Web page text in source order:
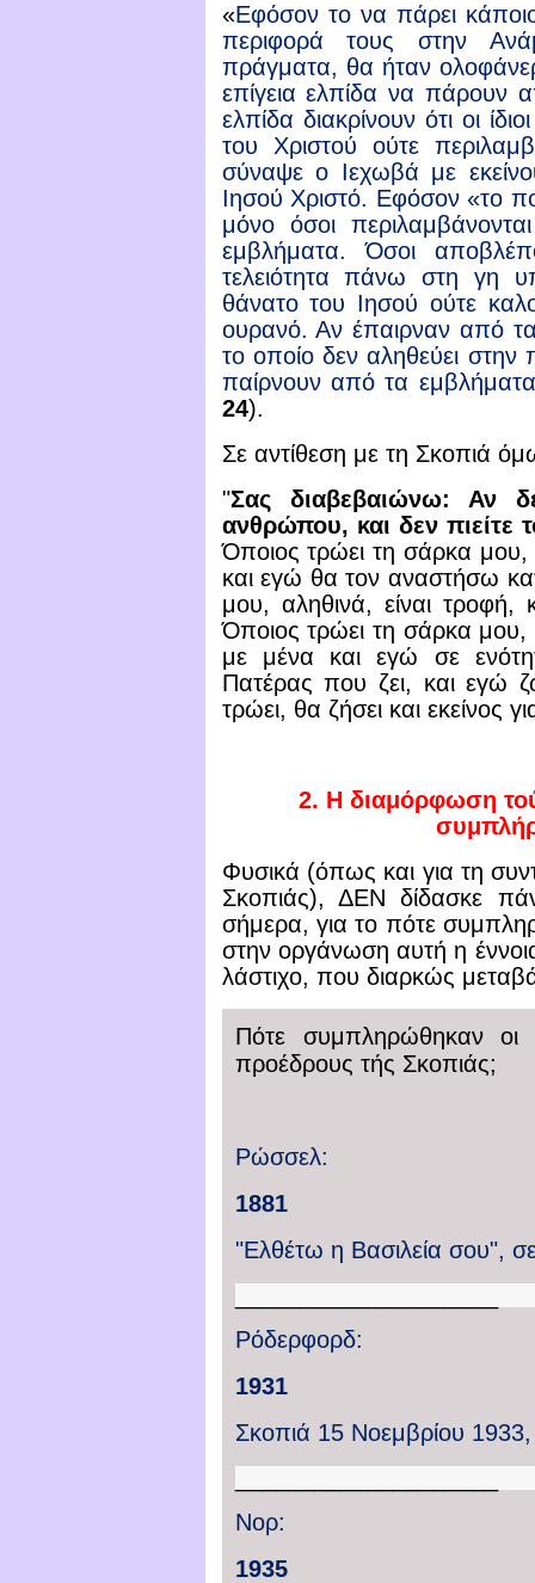
«Εφόσον το να πάρει
περιφορά τους στην
πράγματα, θα ήταν
επίγεια ελπίδα να πάρουν
ελπίδα διακρίνουν ότι οι
του Χριστού ούτε
σύναψε ο Ιεχωβά με
Ιησού Χριστό. Εφόσον «το
μόνο όσοι
εμβλήματα. Όσοι
τελειότητα πάνω στη γη
θάνατο του Ιησού ούτε
ουρανό. Αν έπαιρναν από
το οποίο δεν αληθεύει στην
παίρνουν από τα εμβλήματα
24).
Σε αντίθεση με τη Σκοπιά ό
"Σας διαβεβαιώνω: Αν
ανθρώπου, και δεν πιείτε
Όποιος τρώει τη σάρκα μου,
και εγώ θα τον αναστήσω
μου, αληθινά, είναι τροφή,
Όποιος τρώει τη σάρκα μου,
με μένα και εγώ σε
Πατέρας που ζει, και εγώ
τρώει, θα ζήσει και εκείνος
2. Η διαμόρφωση
Φυσικά (όπως και για τη
Σκοπιάς), ΔΕΝ δίδασκε
σήμερα, για το πότε
στην οργάνωση αυτή η
λάστιχο, που διαρκώς
Πότε συμπληρώθηκαν οι
προέδρους τής Σκοπιάς;
Ρώσσελ:
1881
"Ελθέτω η Βασιλεία σου",
Ρόδερφορδ:
1931
Σκοπιά 15 Νοεμβρίου
Νορ:
1935